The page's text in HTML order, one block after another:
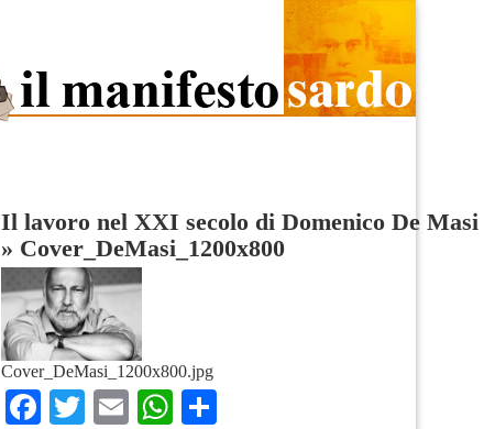
Il lavoro nel XXI secolo di Domenico De Masi
» Cover_DeMasi_1200x800
Cover_DeMasi_1200x800.jpg
Facebook
TwitterEmailWhatsApp